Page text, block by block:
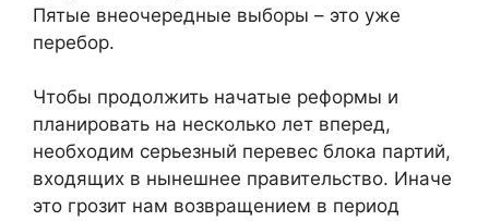
Пятые внеочередные выборы – это уже
перебор.
Чтобы продолжить начатые реформы и
планировать на несколько лет вперед,
необходим серьезный перевес блока партий,
входящих в нынешнее правительство. Иначе
это грозит нам возвращением в период